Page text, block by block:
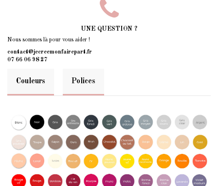
UNE QUESTION ?
Nous sommes là pour vous aider !
contact@jecreemonfairepart.fr
07 66 06 98 27
Couleurs Polices